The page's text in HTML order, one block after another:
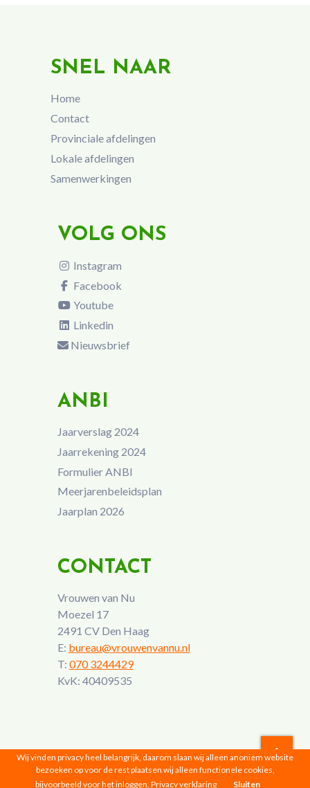
SNEL NAAR
Home
Contact
Provinciale afdelingen
Lokale afdelingen
Samenwerkingen
VOLG ONS
Instagram
Facebook
Youtube
Linkedin
Nieuwsbrief
ANBI
Jaarverslag 2024
Jaarrekening 2024
Formulier ANBI
Meerjarenbeleidsplan
Jaarplan 2026
CONTACT
Vrouwen van Nu
Moezel 17
2491 CV Den Haag
E: bureau@vrouwenvannu.nl
T: 070 3244429
KvK: 40409535
Vrouwen van Nu © 2026 |Privacyverklaring
Wij vinden privacy heel belangrijk, daarom slaan wij alleen anoniem website
bezoeken op voor de rest plaatsen wij alleen functionele cookies,
bijvoorbeeld voor het inloggen. Privacy verklaring Sluiten